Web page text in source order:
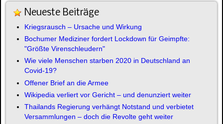
Neueste Beiträge
Kriegsrausch – Ursache und Wirkung
Bochumer Mediziner fordert Lockdown für Geimpfte:
"Größte Virenschleudern"
Wie viele Menschen starben 2020 in Deutschland an
Covid-19?
Offener Brief an die Armee
Wikipedia verliert vor Gericht – und denunziert weiter
Thailands Regierung verhängt Notstand und verbietet
Versammlungen – doch die Revolte geht weiter